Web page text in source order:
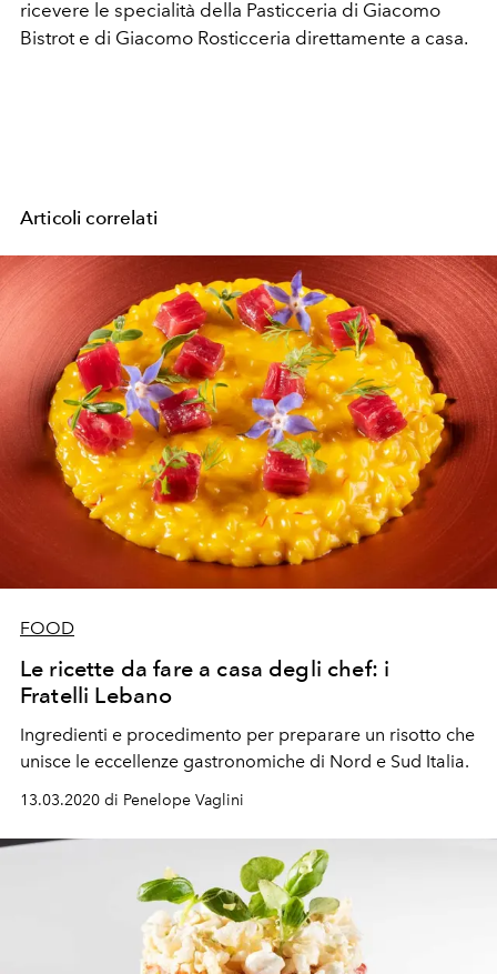
ricevere le specialità della Pasticceria di Giacomo
Bistrot e di Giacomo Rosticceria direttamente a casa.
Articoli correlati
FOOD
Le ricette da fare a casa degli chef: i
Fratelli Lebano
Ingredienti e procedimento per preparare un risotto che
unisce le eccellenze gastronomiche di Nord e Sud Italia.
13.03.2020 di Penelope Vaglini